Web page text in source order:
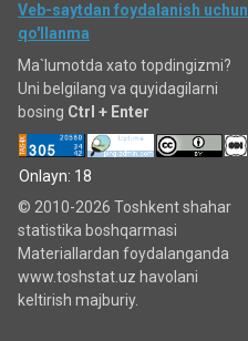
Veb-saytdan foydalanish uchun
qo'llanma
Ma`lumotda xato topdingizmi?
Uni belgilang va quyidagilarni
bosing Ctrl + Enter
Onlayn: 18
© 2010-2026 Toshkent shahar
statistika boshqarmasi
Materiallardan foydalanganda
www.toshstat.uz havolani
keltirish majburiy.